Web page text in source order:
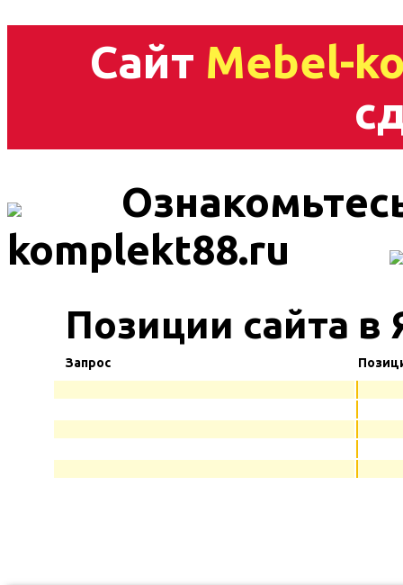
Сайт Mebel-
komplekt88.ru
Позиции сайта в
Запрос